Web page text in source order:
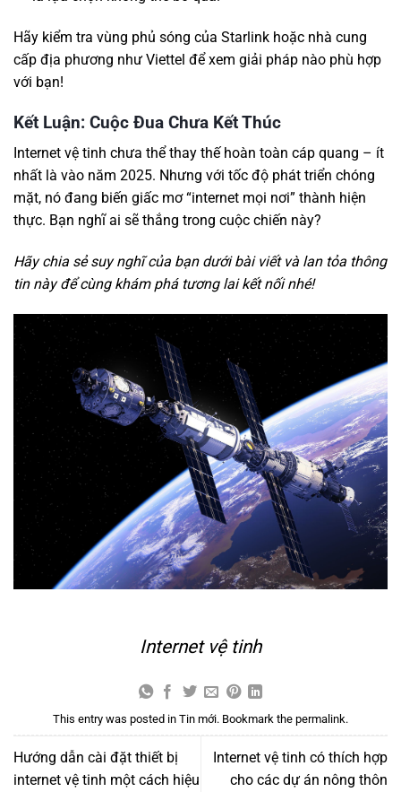
Hãy kiểm tra vùng phủ sóng của Starlink hoặc nhà cung
cấp địa phương như Viettel để xem giải pháp nào phù hợp
với bạn!
Kết Luận: Cuộc Đua Chưa Kết Thúc
Internet vệ tinh chưa thể thay thế hoàn toàn cáp quang – ít
nhất là vào năm 2025. Nhưng với tốc độ phát triển chóng
mặt, nó đang biến giấc mơ “internet mọi nơi” thành hiện
thực. Bạn nghĩ ai sẽ thắng trong cuộc chiến này?
Hãy chia sẻ suy nghĩ của bạn dưới bài viết và lan tỏa thông
tin này để cùng khám phá tương lai kết nối nhé!
Internet vệ tinh
This entry was posted in Tin mới. Bookmark the permalink.
Hướng dẫn cài đặt thiết bị
internet vệ tinh một cách hiệu
Internet vệ tinh có thích hợp
cho các dự án nông thôn